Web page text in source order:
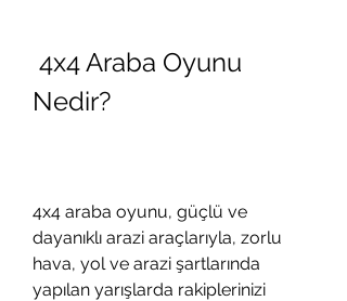
Nedir?
4x4 araba oyunu, güçlü ve
dayanıklı arazi araçlarıyla, zorlu
hava, yol ve arazi şartlarında
yapılan yarışlarda rakiplerinizi